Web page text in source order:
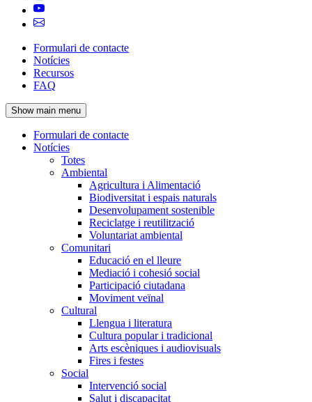
Navegació
principal
de
l'encapçalament
Formulari de contacte
Notícies
Recursos
FAQ
Show main menu
Navegació
principal
Formulari de contacte
Notícies
Totes
Ambiental
Agricultura i Alimentació
Biodiversitat i espais naturals
Desenvolupament sostenible
Reciclatge i reutilització
Voluntariat ambiental
Comunitari
Educació en el lleure
Mediació i cohesió social
Participació ciutadana
Moviment veïnal
Cultural
Llengua i literatura
Cultura popular i tradicional
Arts escèniques i audiovisuals
Fires i festes
Social
Intervenció social
Salut i discapacitat